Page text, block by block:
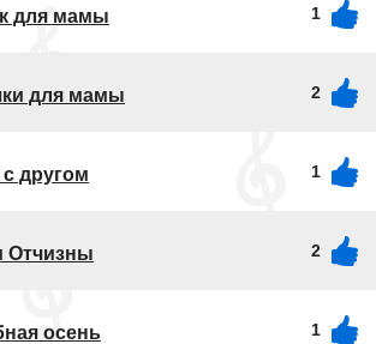
для мамы 1
для мамы 2
другом 1
Отчизны 2
осень 1